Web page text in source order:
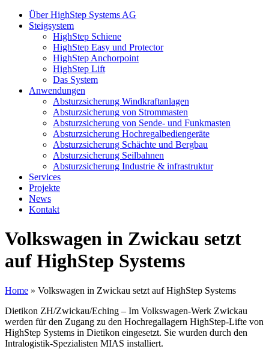
Über HighStep Systems AG
Steigsystem
HighStep Schiene
HighStep Easy und Protector
HighStep Anchorpoint
HighStep Lift
Das System
Anwendungen
Absturzsicherung Windkraftanlagen
Absturzsicherung von Strommasten
Absturzsicherung von Sende- und Funkmasten
Absturzsicherung Hochregalbediengeräte
Absturzsicherung Schächte und Bergbau
Absturzsicherung Seilbahnen
Absturzsicherung Industrie & infrastruktur
Services
Projekte
News
Kontakt
Volkswagen in Zwickau setzt
auf HighStep Systems
Home » Volkswagen in Zwickau setzt auf HighStep Systems
Dietikon ZH/Zwickau/Eching – Im Volkswagen-Werk Zwickau
werden für den Zugang zu den Hochregallagern HighStep-Lifte von
HighStep Systems in Dietikon eingesetzt. Sie wurden durch den
Intralogistik-Spezialisten MIAS installiert.